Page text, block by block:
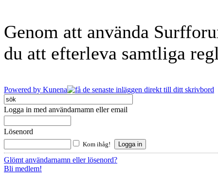
Genom att använda
du att efterleva samtliga
Powered by Kunena
Logga in med användarnamn eller email
Lösenord
Kom ihåg!
Glömt användarnamn eller lösenord?
Bli medlem!